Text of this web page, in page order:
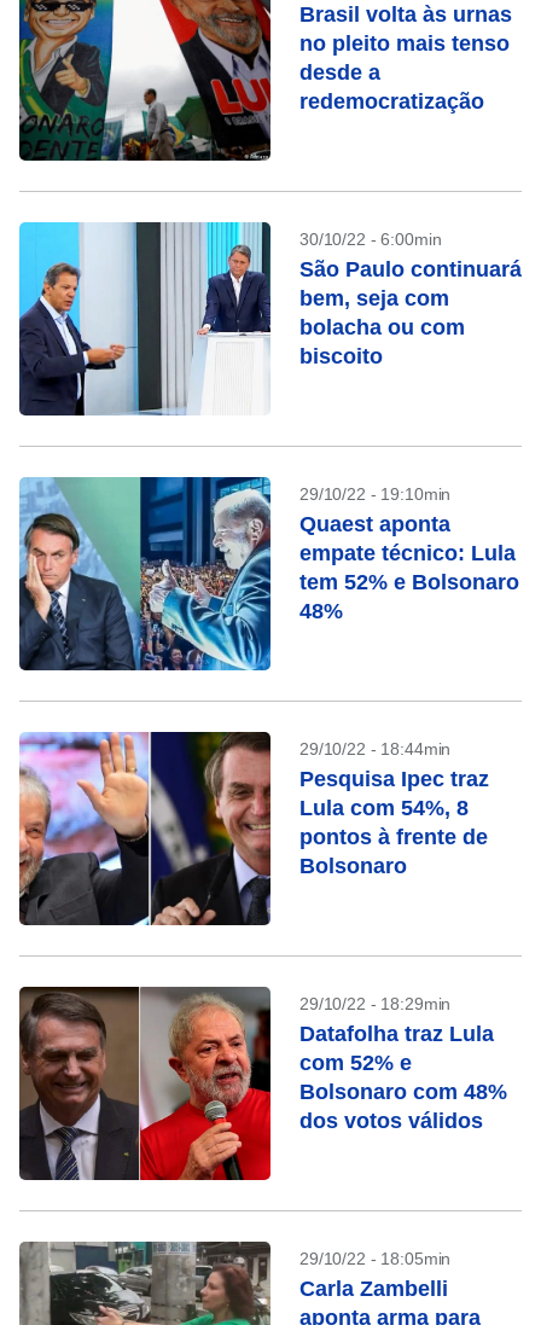
Brasil volta às urnas
no pleito mais tenso
desde a
redemocratização
30/10/22 - 6:00min
São Paulo continuará
bem, seja com
bolacha ou com
biscoito
29/10/22 - 19:10min
Quaest aponta
empate técnico: Lula
tem 52% e Bolsonaro
48%
29/10/22 - 18:44min
Pesquisa Ipec traz
Lula com 54%, 8
pontos à frente de
Bolsonaro
29/10/22 - 18:29min
Datafolha traz Lula
com 52% e
Bolsonaro com 48%
dos votos válidos
29/10/22 - 18:05min
Carla Zambelli
aponta arma para